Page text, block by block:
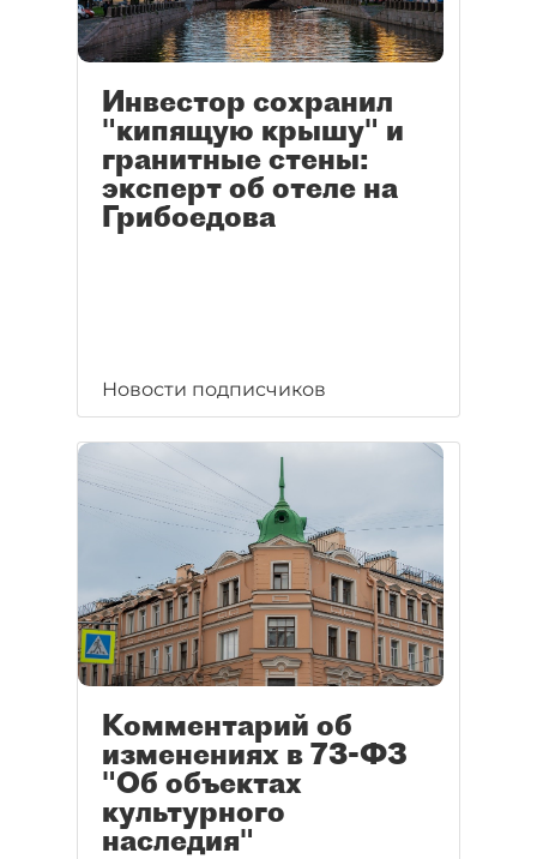
Инвестор сохранил
"кипящую крышу" и
гранитные стены:
эксперт об отеле на
Грибоедова
Новости подписчиков
Комментарий об
изменениях в 73-ФЗ
"Об объектах
культурного
наследия"